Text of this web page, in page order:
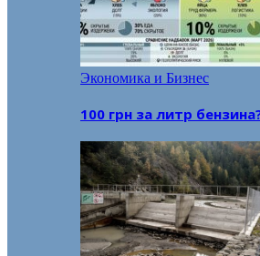
Экономика и Бизнес
100 грн за литр